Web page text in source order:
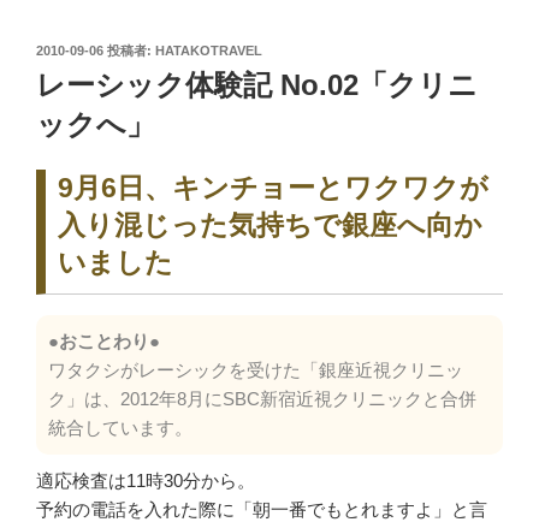
投
稿
日:
2010-09-06 投稿者: HATAKOTRAVEL
レーシック体験記 No.02「クリニ
ックへ」
9月6日、キンチョーとワクワクが
入り混じった気持ちで銀座へ向か
いました
●おことわり●
ワタクシがレーシックを受けた「銀座近視クリニッ
ク」は、2012年8月にSBC新宿近視クリニックと合併
統合しています。
適応検査は11時30分から。
予約の電話を入れた際に「朝一番でもとれますよ」と言